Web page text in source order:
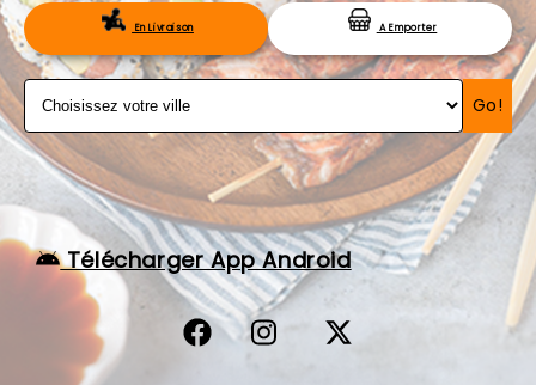
RÉSERVATIONEn Livraison A Emporter
Go!
Télécharger App Android